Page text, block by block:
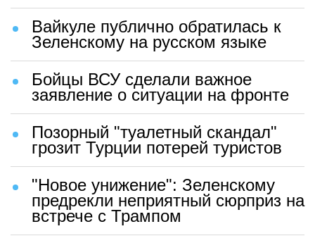
Вайкуле публично обратилась к
Зеленскому на русском языке
Бойцы ВСУ сделали важное
заявление о ситуации на фронте
Позорный "туалетный скандал"
грозит Турции потерей туристов
"Новое унижение": Зеленскому
предрекли неприятный сюрприз на
встрече с Трампом